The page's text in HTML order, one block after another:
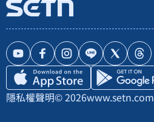
隱私權聲明© 2026www.setn.com